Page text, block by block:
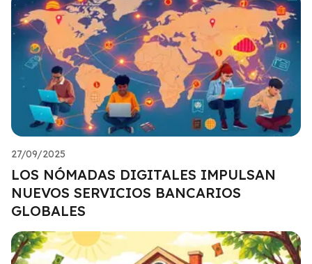
27/09/2025
LOS NÓMADAS DIGITALES IMPULSAN
NUEVOS SERVICIOS BANCARIOS
GLOBALES